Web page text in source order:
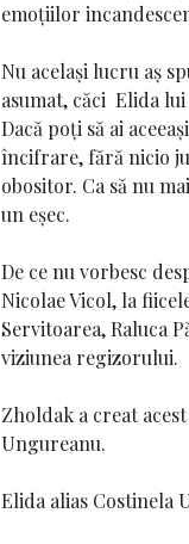
emoțiilor
Nu același lucru aș
asumat, căci Elida
Dacă poți să ai
încifrare, fără nicio
obositor. Ca să nu
un eșec.
De ce nu vorbesc
Nicolae Vicol, la
Servitoarea, Raluca
viziunea regizorului.
Zholdak a creat
Ungureanu.
Elida alias Costinela